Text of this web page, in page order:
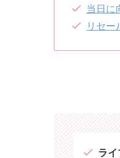
当日に
リセー
ラ